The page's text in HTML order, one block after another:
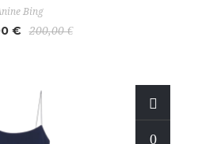
Bing
€ 200,00 €